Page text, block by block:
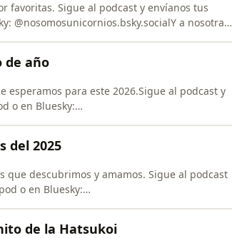
favoritas. Sigue al podcast y envíanos tus
@nosomosunicornios.bsky.socialY a nosotras:
de año
esperamos para este 2026.Sigue al podcast y
o en Bluesky:
del 2025
que descubrimos y amamos. Sigue al podcast
o en Bluesky:
de la Hatsukoi